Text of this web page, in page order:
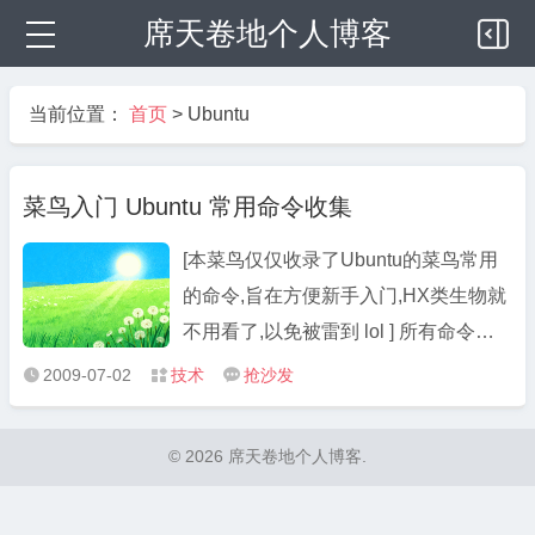
席天卷地个人博客
当前位置： 首页 > Ubuntu
菜鸟入门 Ubuntu 常用命令收集
[本菜鸟仅仅收录了Ubuntu的菜鸟常用
的命令,旨在方便新手入门,HX类生物就
不用看了,以免被雷到 lol ] 所有命令按
字母顺序排列,只介绍最常用参数,相信
等你看完之后,就有能力man更详细的用
 2009-07-02  技术  抢沙发
© 2026 席天卷地个人博客.